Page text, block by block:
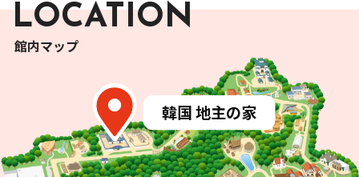
LOCATION
館内マップ
沖縄県 石垣島の家
沖縄県 沖縄本島祭場
北海道アイヌの家
台湾 農家
北アメリカ スーのテント
北アメリカ ナバホの家
アラスカ トリンギットの家
ペルー 大農園領主の家
インドネシア
バリ島貴族の家
インドネシア
トバ・バタックの家
ミクロネシア
ヤップ島 の家
ポリネシア
サモアの家
ドイツ
バイエルン州の村
フランス
アルザス地方の家
イタリア
アルベロベッロの家
タンザニア
ニャキュウサの家
アフリカ
ンデベレの家
アフリカンプラザ
南
アフリカ
カッセーナの家
ネパール 仏教寺院
インド ケララ州の村
トルコ
イスタンブールの街
タイ
ランナータイの
韓国 農家
韓国 地主の家
山形県
月山山麓の家
本館展示室 ペルーの十字架
テント村